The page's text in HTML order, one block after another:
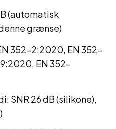
(automatisk
grænse)
352-2:2020, EN 352-
EN 352-
SNR 26 dB (silikone),